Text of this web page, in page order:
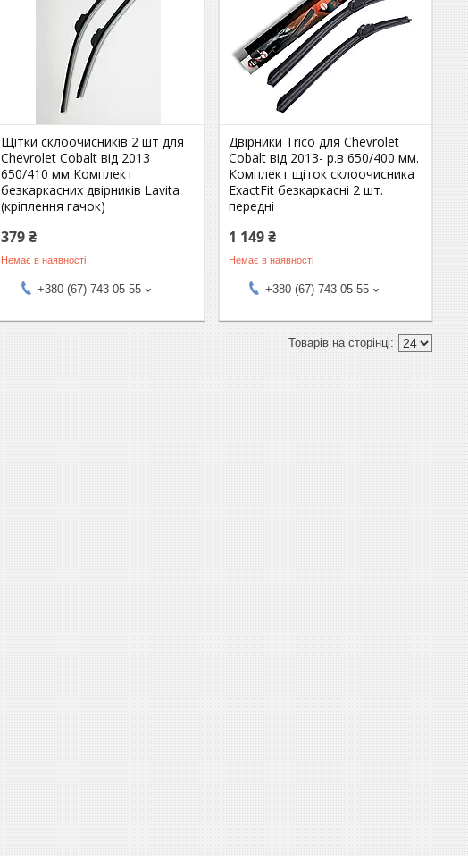
Щітки склоочисників 2 шт для
Chevrolet Cobalt від 2013
650/410 мм Комплект
безкаркасних двірників Lavita
(кріплення гачок)
379 ₴
Немає в наявності
+380 (67) 743-05-55
Двірники Trico для Chevrolet
Cobalt від 2013- р.в 650/400 мм.
Комплект щіток склоочисника
ExactFit безкаркасні 2 шт.
передні
1 149 ₴
Немає в наявності
+380 (67) 743-05-55